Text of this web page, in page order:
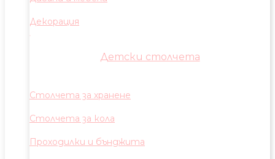
Декорация
Детски столчета
Столчета за хранене
Столчета за кола
Проходилки и бънджита